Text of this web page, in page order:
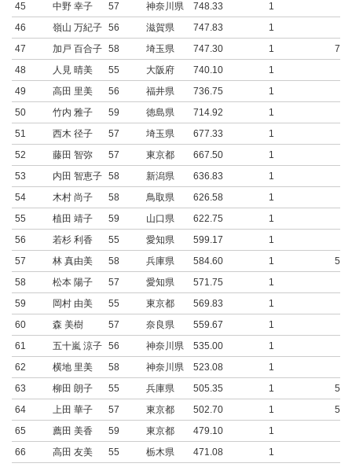
45
中野 幸子 57 神奈川県 748.33
1
46
嶺山 万紀子 56 滋賀県 747.83
1
47
加戸 百合子 58 埼玉県 747.30 1
48
人見 晴美 55 大阪府 740.10
1
49
高田 里美 56 福井県 736.75
1
50
竹内 雅子 59 徳島県 714.92
1
51
西木 径子 57 埼玉県 677.33
1
52
藤田 智弥 57 東京都 667.50
1
53
内田 智恵子 58 新潟県 636.83
1
54
木村 尚子 58 鳥取県 626.58
1
55
植田 靖子 59 山口県 622.75
1
56
若杉 利香 55 愛知県 599.17
1
57
林 真由美 58 兵庫県 584.60 1
58
松本 陽子 57 愛知県 571.75
1
59
岡村 由美 55 東京都 569.83
1
60
森 美樹 57 奈良県 559.67
1
61
五十嵐 涼子 56 神奈川県 535.00
1
62
横地 里美 58 神奈川県 523.08
1
63
柳田 朗子 55 兵庫県 505.35 1
64
上田 華子 57 東京都 502.70 1
65
薦田 美香 59 東京都 479.10
1
66
高田 友美 55 栃木県 471.08
1